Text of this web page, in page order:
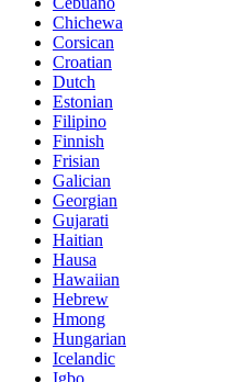
Chichewa
Corsican
Croatian
Dutch
Estonian
Filipino
Finnish
Frisian
Galician
Georgian
Gujarati
Haitian
Hausa
Hawaiian
Hebrew
Hmong
Hungarian
Icelandic
Igbo